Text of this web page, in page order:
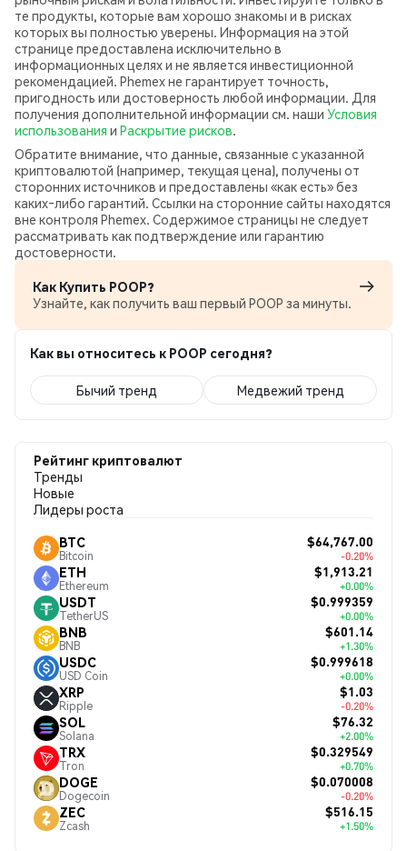
те продукты, которые вам хорошо знакомы и в рисках
которых вы полностью уверены. Информация на этой
странице предоставлена исключительно в
информационных целях и не является инвестиционной
рекомендацией. Phemex не гарантирует точность,
пригодность или достоверность любой информации. Для
получения дополнительной информации см. наши Условия
использования и Раскрытие рисков.
Обратите внимание, что данные, связанные с указанной
криптовалютой (например, текущая цена), получены от
сторонних источников и предоставлены «как есть» без
каких‑либо гарантий. Ссылки на сторонние сайты находятся
вне контроля Phemex. Содержимое страницы не следует
рассматривать как подтверждение или гарантию
достоверности.
Как Купить POOP?
Узнайте, как получить ваш первый POOP за минуты.
Как вы относитесь к POOP сегодня?
Бычий тренд Медвежий тренд
Рейтинг криптовалют
Тренды
Новые
Лидеры роста
BTC
Bitcoin
$64,767.00
-0.20%
ETH
Ethereum
$1,913.21
+0.00%
USDT
TetherUS
$0.999359
+0.00%
BNB
BNB
$601.14
+1.30%
USDC
USD Coin
$0.999618
+0.00%
XRP
Ripple
$1.03
-0.20%
SOL
Solana
$76.32
+2.00%
TRX
Tron
$0.329549
+0.70%
DOGE
Dogecoin
$0.070008
-0.20%
ZEC
Zcash
$516.15
+1.50%